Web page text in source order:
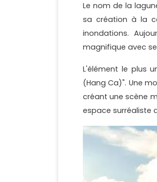
Le nom de la
sa création à la
inondations.
magnifique avec
L'élément le plus
(Hang Ca)". Une
créant une scène
espace surréaliste